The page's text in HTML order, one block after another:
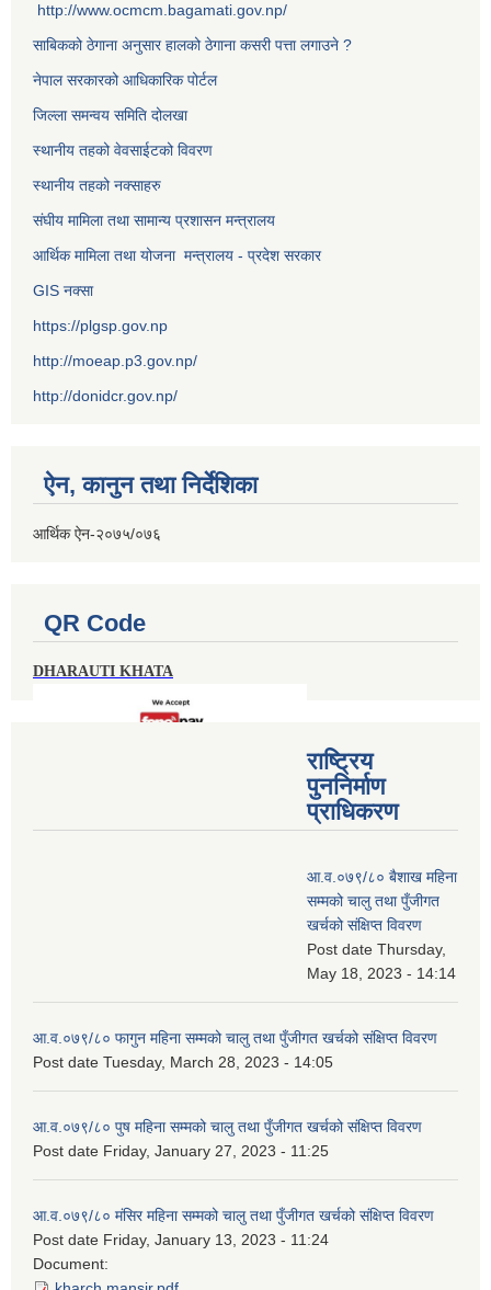
http://www.ocmcm.bagamati.gov.np/
साबिकको ठेगाना अनुसार हालको ठेगाना कसरी पत्ता लगाउने ?
नेपाल सरकारको आधिकारिक पोर्टल
जिल्ला समन्वय समिति दोलखा
स्थानीय तहको वेवसाईटको विवरण
स्थानीय तहको नक्साहरु
संघीय मामिला तथा सामान्य प्रशासन मन्त्रालय
आर्थिक मामिला तथा योजना मन्त्रालय - प्रदेश सरकार
GIS नक्सा
https://plgsp.gov.np
http://moeap.p3.gov.np/
http://donidcr.gov.np/
ऐन, कानुन तथा निर्देशिका
आर्थिक ऐन-२०७५/०७६
QR Code
DHARAUTI KHATA
राष्ट्रिय
पुननिर्माण
प्राधिकरण
आ.व.०७९/८० बैशाख महिना
सम्मको चालु तथा पुँजीगत
खर्चको संक्षिप्त विवरण
Post date Thursday,
May 18, 2023 - 14:14
आ.व.०७९/८० फागुन महिना सम्मको चालु तथा पुँजीगत खर्चको संक्षिप्त विवरण
Post date Tuesday, March 28, 2023 - 14:05
आ.व.०७९/८० पुष महिना सम्मको चालु तथा पुँजीगत खर्चको संक्षिप्त विवरण
Post date Friday, January 27, 2023 - 11:25
आ.व.०७९/८० मंसिर महिना सम्मको चालु तथा पुँजीगत खर्चको संक्षिप्त विवरण
Post date Friday, January 13, 2023 - 11:24
Document: